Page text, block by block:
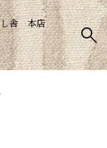
し舎 本店